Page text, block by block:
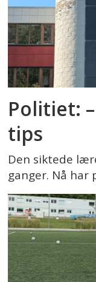
Politiet:
tips
Den siktede
ganger. Nå